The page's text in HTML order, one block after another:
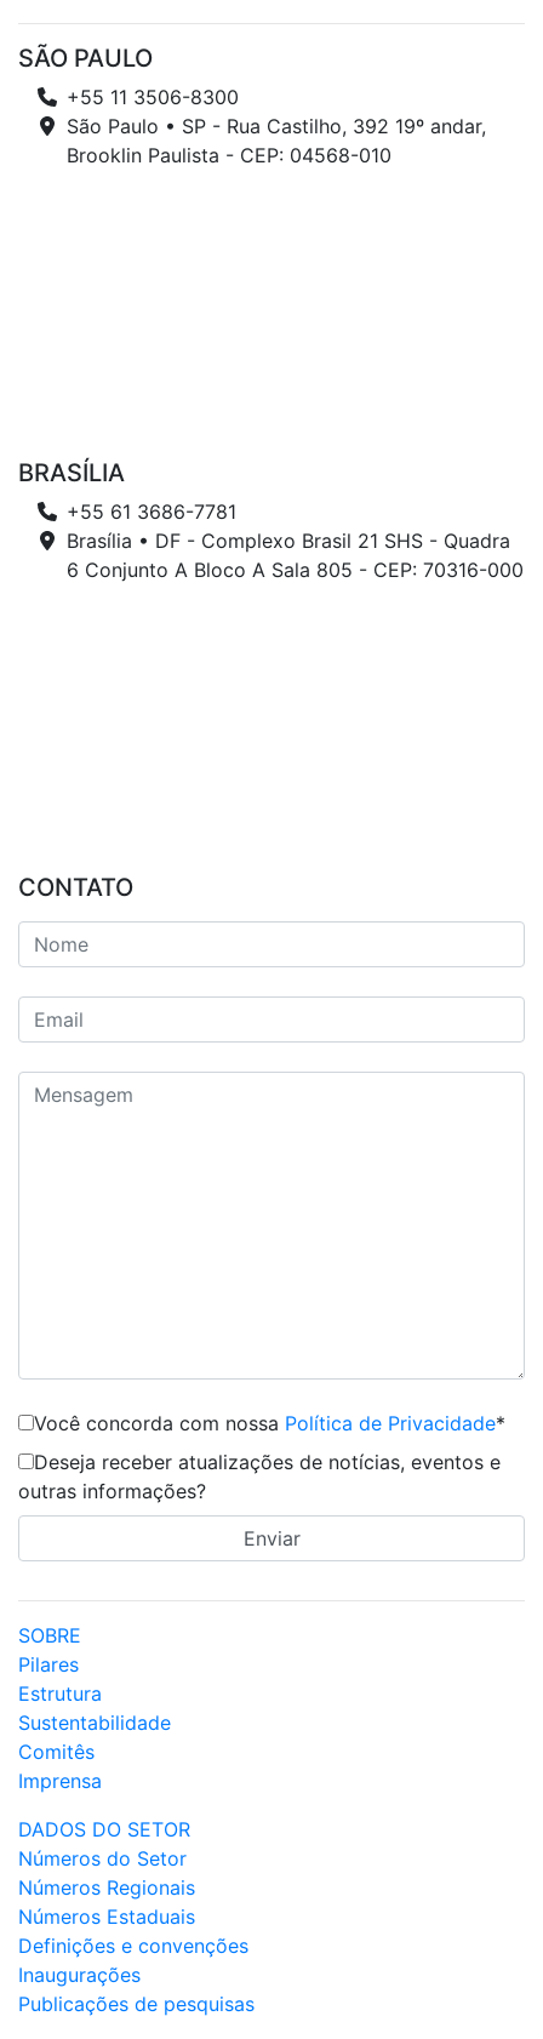
SÃO PAULO
+55 11 3506-8300
São Paulo • SP - Rua Castilho, 392 19º andar,
Brooklin Paulista - CEP: 04568-010
BRASÍLIA
+55 61 3686-7781
Brasília • DF - Complexo Brasil 21 SHS - Quadra
6 Conjunto A Bloco A Sala 805 - CEP: 70316-000
CONTATO
Você concorda com nossa Política de Privacidade*
Deseja receber atualizações de notícias, eventos e
outras informações?
SOBRE
Pilares
Estrutura
Sustentabilidade
Comitês
Imprensa
DADOS DO SETOR
Números do Setor
Números Regionais
Números Estaduais
Definições e convenções
Inaugurações
Publicações de pesquisas